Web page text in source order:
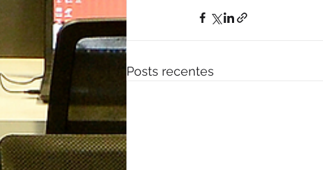
Posts recentes